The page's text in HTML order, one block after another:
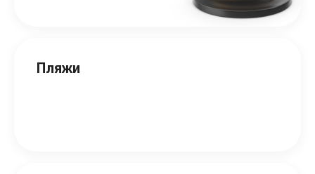
Пляжи